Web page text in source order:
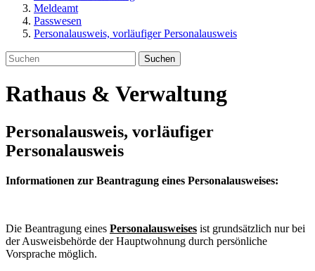
Meldeamt
Passwesen
Personalausweis, vorläufiger Personalausweis
Suchen
Rathaus & Verwaltung
Personalausweis, vorläufiger
Personalausweis
Informationen zur Beantragung eines Personalausweises:
Die Beantragung eines Personalausweises ist grundsätzlich nur bei
der Ausweisbehörde der Hauptwohnung durch persönliche
Vorsprache möglich.